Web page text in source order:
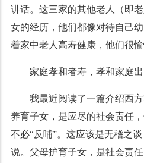
讲话。这三家的其他老人（即
女的经历，他们都像对待自己
着家中老人高寿健康，他们很愉
家庭孝和者寿，孝和家庭出
我最近阅读了一篇介绍西
养育子女，是应尽的社会责任
不必“反哺”。这应该是无稽之
说。父母护育子女，是社会责